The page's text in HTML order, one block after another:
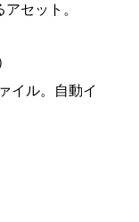
セット。
イル。自動イ